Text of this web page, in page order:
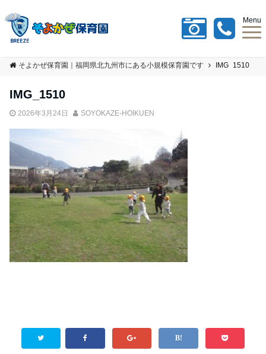
Menu
そよかぜ保育園｜福岡県北九州市にある小規模保育園です IMG_1510
IMG_1510
2026年3月24日 SOYOKAZE-HOIKUEN